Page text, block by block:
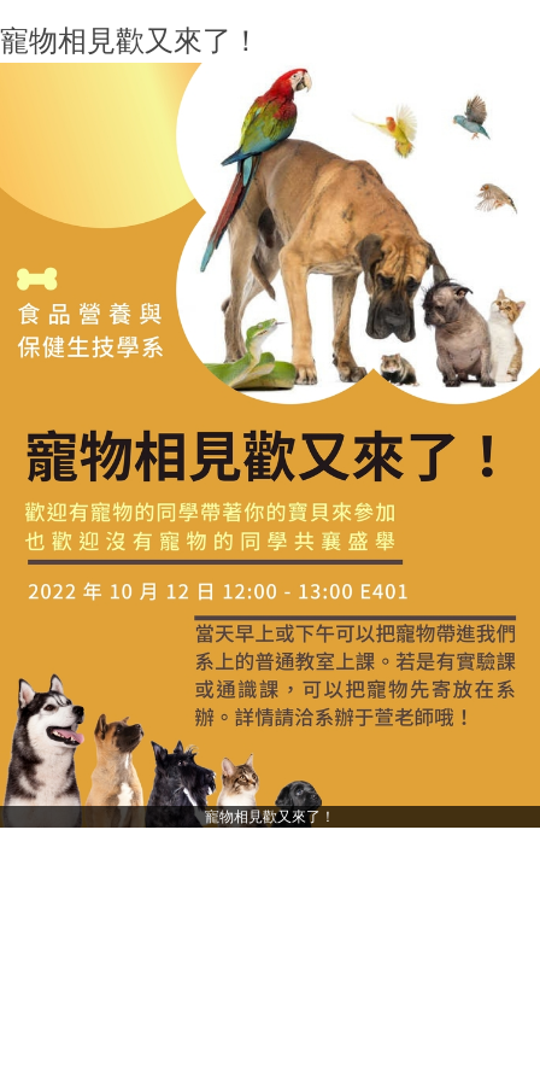
寵物相見歡又來了！
寵物相見歡又來了！